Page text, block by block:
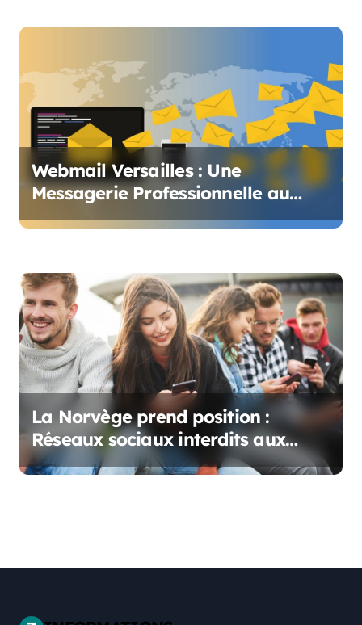
r
i
c
l
e
Webmail Versailles : Une
Messagerie Professionnelle au
Service des Enseignants et du
La Norvège prend position :
Réseaux sociaux interdits aux
moins de 15 ans